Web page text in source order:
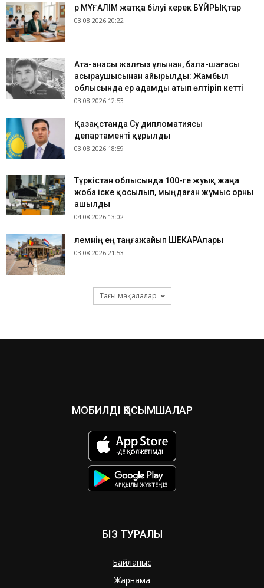
Әр МҰҒАЛІМ жатқа білуі керек БҰЙРЫҚтар
03.08.2026 20:22
Ата-анасы жалғыз ұлынан, бала-шағасы
асыраушысынан айырылды: Жамбыл
облысында ер адамды атып өлтіріп кетті
03.08.2026 12:53
Қазақстанда Су дипломатиясы
департаменті құрылды
03.08.2026 18:59
Түркістан облысында 100-ге жуық жаңа
жоба іске қосылып, мыңдаған жұмыс орны
ашылды
04.08.2026 13:02
​Әлемнің ең таңғажайып ШЕКАРАлары
03.08.2026 21:53
Тағы мақалалар
МОБИЛДІ ҚОСЫМШАЛАР
БІЗ ТУРАЛЫ
Байланыс
Жарнама